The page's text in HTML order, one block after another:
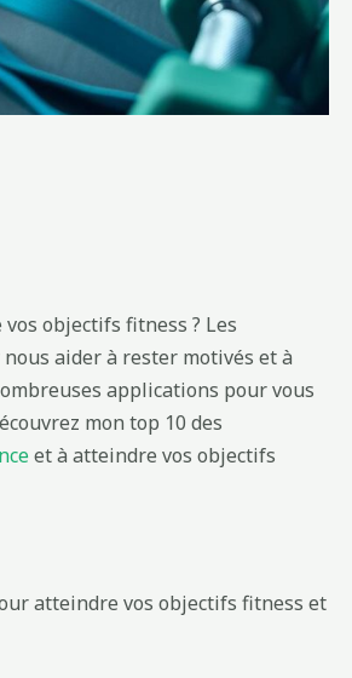
objectifs fitness ? Les
aider à rester motivés et à
applications pour vous
mon top 10 des
et à atteindre vos objectifs
atteindre vos objectifs fitness et